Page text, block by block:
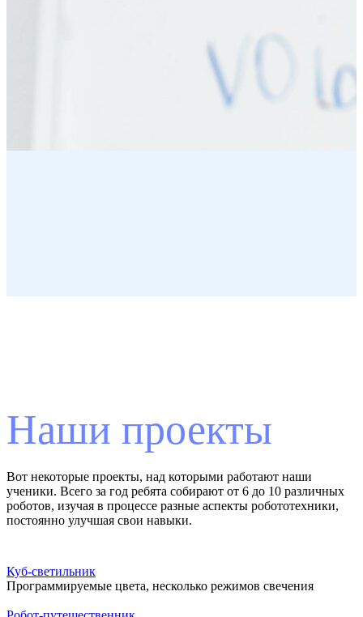
Наши проекты
Вот некоторые проекты, над которыми работают наши
ученики. Всего за год ребята собирают от 6 до 10 различных
роботов, изучая в процессе разные аспекты робототехники,
постоянно улучшая свои навыки.
Куб-светильник
Программируемые цвета, несколько режимов свечения